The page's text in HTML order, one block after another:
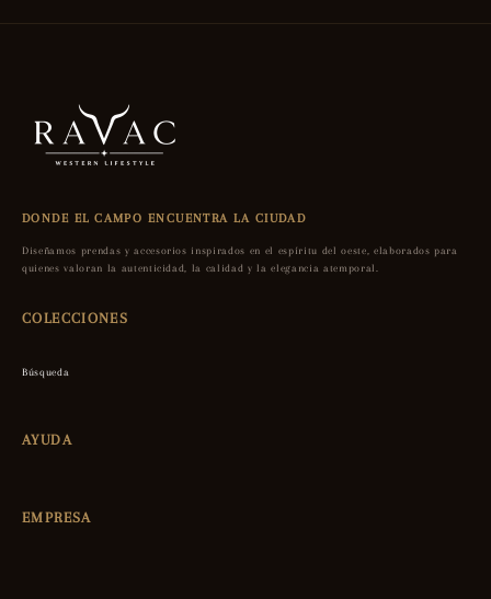
DONDE EL CAMPO ENCUENTRA LA CIUDAD
Diseñamos prendas y accesorios inspirados en el espíritu del oeste, elaborados para
quienes valoran la autenticidad, la calidad y la elegancia atemporal.
COLECCIONES
Búsqueda
AYUDA
EMPRESA